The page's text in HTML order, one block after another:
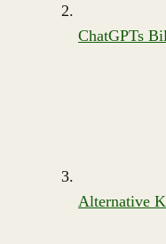
ChatGPTs
Alternative